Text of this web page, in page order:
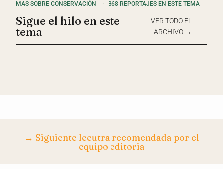
MAS SOBRE CONSERVACIÓN · 368 REPORTAJES EN ESTE TEMA
Sigue el hilo en este
tema
VER TODO EL
ARCHIVO →
→ Siguiente lecutra recomendada por el
equipo editoria